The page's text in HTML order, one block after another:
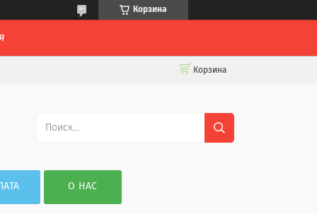
Корзина
Корзина
О НАС